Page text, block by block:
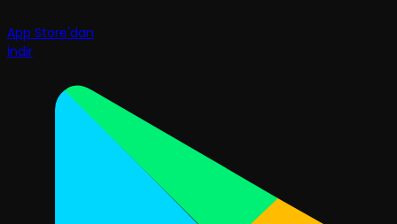
App Store'dan
İndir